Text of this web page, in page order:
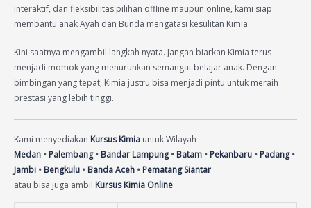
interaktif, dan fleksibilitas pilihan offline maupun online, kami siap
membantu anak Ayah dan Bunda mengatasi kesulitan Kimia.
Kini saatnya mengambil langkah nyata. Jangan biarkan Kimia terus
menjadi momok yang menurunkan semangat belajar anak. Dengan
bimbingan yang tepat, Kimia justru bisa menjadi pintu untuk meraih
prestasi yang lebih tinggi.
Kami menyediakan Kursus Kimia untuk Wilayah
Medan • Palembang• Bandar Lampung• Batam • Pekanbaru • Padang•
Jambi • Bengkulu • Banda Aceh • Pematang Siantar
atau bisa juga ambil Kursus Kimia Online